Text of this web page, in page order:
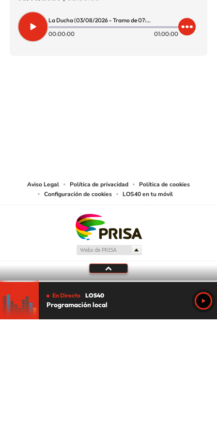
La Ducha (03/08/2026 - Tramo de 07:00 a 08:00)
00:00:00
01:00:00
Aviso Legal Política de privacidad
Política de cookies
Configuración de cookies
LOS40 en tu móvil
En Directo LOS40
Programación local